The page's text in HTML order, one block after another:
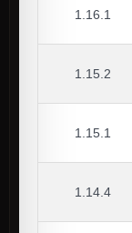
1.16.1
1.15.2
1.15.1
1.14.4